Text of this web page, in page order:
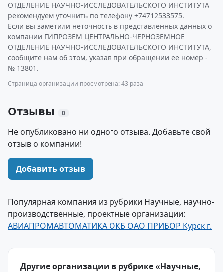
ОТДЕЛЕНИЕ НАУЧНО-ИССЛЕДОВАТЕЛЬСКОГО ИНСТИТУТА
рекомендуем уточнить по телефону +74712533575.
Если вы заметили неточность в представленных данных о
компании ГИПРОЗЕМ ЦЕНТРАЛЬНО-ЧЕРНОЗЕМНОЕ
ОТДЕЛЕНИЕ НАУЧНО-ИССЛЕДОВАТЕЛЬСКОГО ИНСТИТУТА,
сообщите нам об этом, указав при обращении ее номер -
№ 13801.
Страница организации просмотрена: 43 раза
Отзывы 0
Не опубликовано ни одного отзыва. Добавьте свой
отзыв о компании!
Добавить отзыв
Популярная компания из рубрики Научные, научно-
производственные, проектные организации:
АВИАПРОМАВТОМАТИКА ОКБ ОАО ПРИБОР Курск г.
Другие организации в рубрике «Научные,